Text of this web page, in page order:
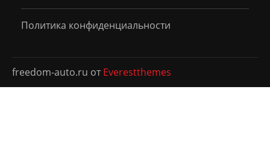
Политика конфиденциальности
freedom-auto.ru отEverestthemes